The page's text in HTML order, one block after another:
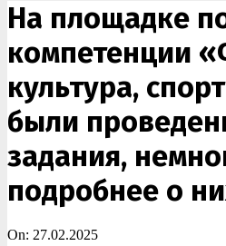
На площадке
компетенции
культура,
были
задания,
подробнее о
On: 27.02.2025